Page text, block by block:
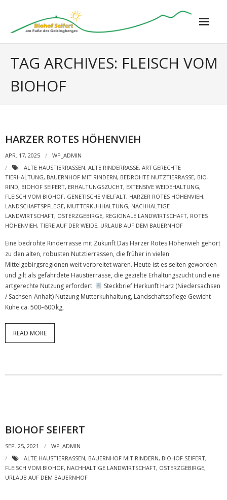
Biohof Seifert
Ferienwohnungen
- Kuhstall
- Katzenkorb
- Schneckenhaus
Bauernhof
- Naturschutzprojekt
- Harzer Rotes Höhenvieh
- Hinweise zur Förderung
- Wetter
Kontakt
TAG ARCHIVES: FLEISCH VOM
BIOHOF
HARZER ROTES HÖHENVIEH
APR. 17, 2025
WP_ADMIN
ALTE HAUSTIERRASSEN, ALTE RINDERRASSE, ARTGERECHTE
TIERHALTUNG, BAUERNHOF MIT RINDERN, BEDROHTE NUTZTIERRASSE, BIO-
RIND, BIOHOF SEIFERT, ERHALTUNGSZUCHT, EXTENSIVE WEIDEHALTUNG,
FLEISCH VOM BIOHOF, GENETISCHE VIELFALT, HARZER ROTES HÖHENVIEH,
LANDSCHAFTSPFLEGE, MUTTERKUHHALTUNG, NACHHALTIGE
LANDWIRTSCHAFT, OSTERZGEBIRGE, REGIONALE LANDWIRTSCHAFT, ROTES
HÖHENVIEH, TIERE AUF DER WEIDE, URLAUB AUF DEM BAUERNHOF
Eine bedrohte Rinderrasse mit Zukunft Das Harzer Rotes Höhenvieh gehört
zu den alten, robusten Nutztierrassen, die früher in vielen
Mittelgebirgsregionen weit verbreitet waren. Heute ist es selten geworden
und gilt als gefährdete Haustierrasse, die gezielte Erhaltungszucht und eine
artgerechte Nutzung erfordert.
Steckbrief Herkunft Harz (Niedersachsen
/ Sachsen-Anhalt) Nutzung Mutterkuhhaltung, Landschaftspflege Gewicht
Kühe ca. 500–600 kg,
READ MORE
BIOHOF SEIFERT
SEP. 25, 2021
WP_ADMIN
ALTE HAUSTIERRASSEN, BAUERNHOF MIT RINDERN, BIOHOF SEIFERT,
FLEISCH VOM BIOHOF, NACHHALTIGE LANDWIRTSCHAFT, OSTERZGEBIRGE,
URLAUB AUF DEM BAUERNHOF